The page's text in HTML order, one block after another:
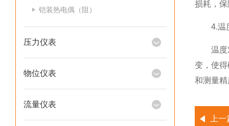
铠装热电偶（阻）
压力仪表
物位仪表
流量仪表
损耗，
4.温度
温度对
变，使
和测量
上